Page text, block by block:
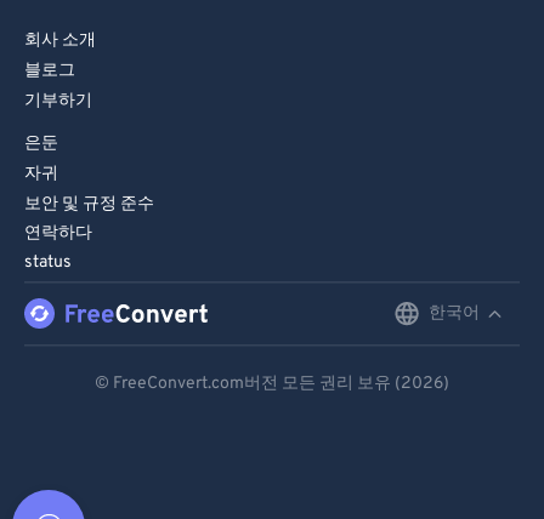
회사 소개
블로그
기부하기
은둔
자귀
보안 및 규정 준수
연락하다
status
한국어
© FreeConvert.com버전 모든 권리 보유 (2026)